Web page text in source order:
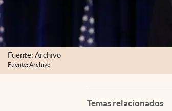
Fuente: Archivo
Fuente: Archivo
Temas relacionados